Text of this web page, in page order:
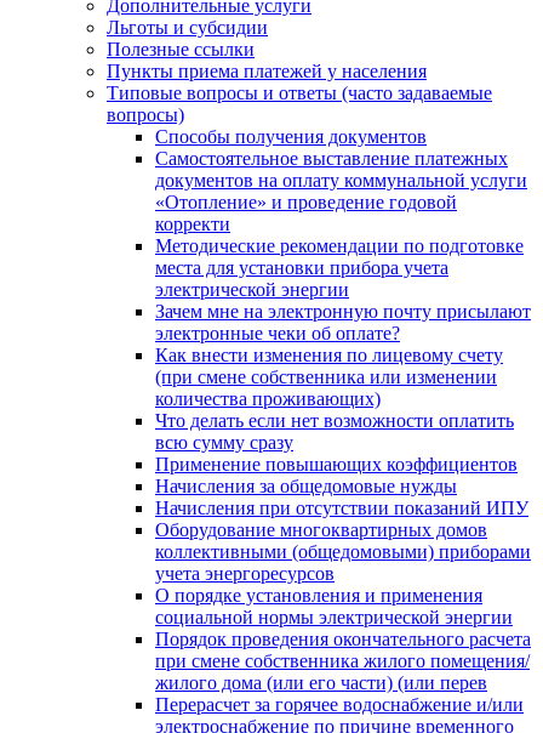
Дополнительные услуги
Льготы и субсидии
Полезные ссылки
Пункты приема платежей у населения
Типовые вопросы и ответы (часто задаваемые
вопросы)
Способы получения документов
Самостоятельное выставление платежных
документов на оплату коммунальной услуги
«Отопление» и проведение годовой
корректи
Методические рекомендации по подготовке
места для установки прибора учета
электрической энергии
Зачем мне на электронную почту присылают
электронные чеки об оплате?
Как внести изменения по лицевому счету
(при смене собственника или изменении
количества проживающих)
Что делать если нет возможности оплатить
всю сумму сразу
Применение повышающих коэффициентов
Начисления за общедомовые нужды
Начисления при отсутствии показаний ИПУ
Оборудование многоквартирных домов
коллективными (общедомовыми) приборами
учета энергоресурсов
О порядке установления и применения
социальной нормы электрической энергии
Порядок проведения окончательного расчета
при смене собственника жилого помещения/
жилого дома (или его части) (или перев
Перерасчет за горячее водоснабжение и/или
электроснабжение по причине временного